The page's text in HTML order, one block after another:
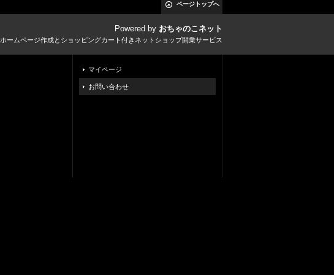
ページトップへ
Powered by おちゃのこネット
ホームページ作成とショッピングカート付きネットショップ開業サービス
マイページ
お問い合わせ